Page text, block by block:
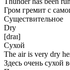
Гром гремит с
Существительное
Dry
[draɪ]
Сухой
The air is very dry
Здесь очень сухой